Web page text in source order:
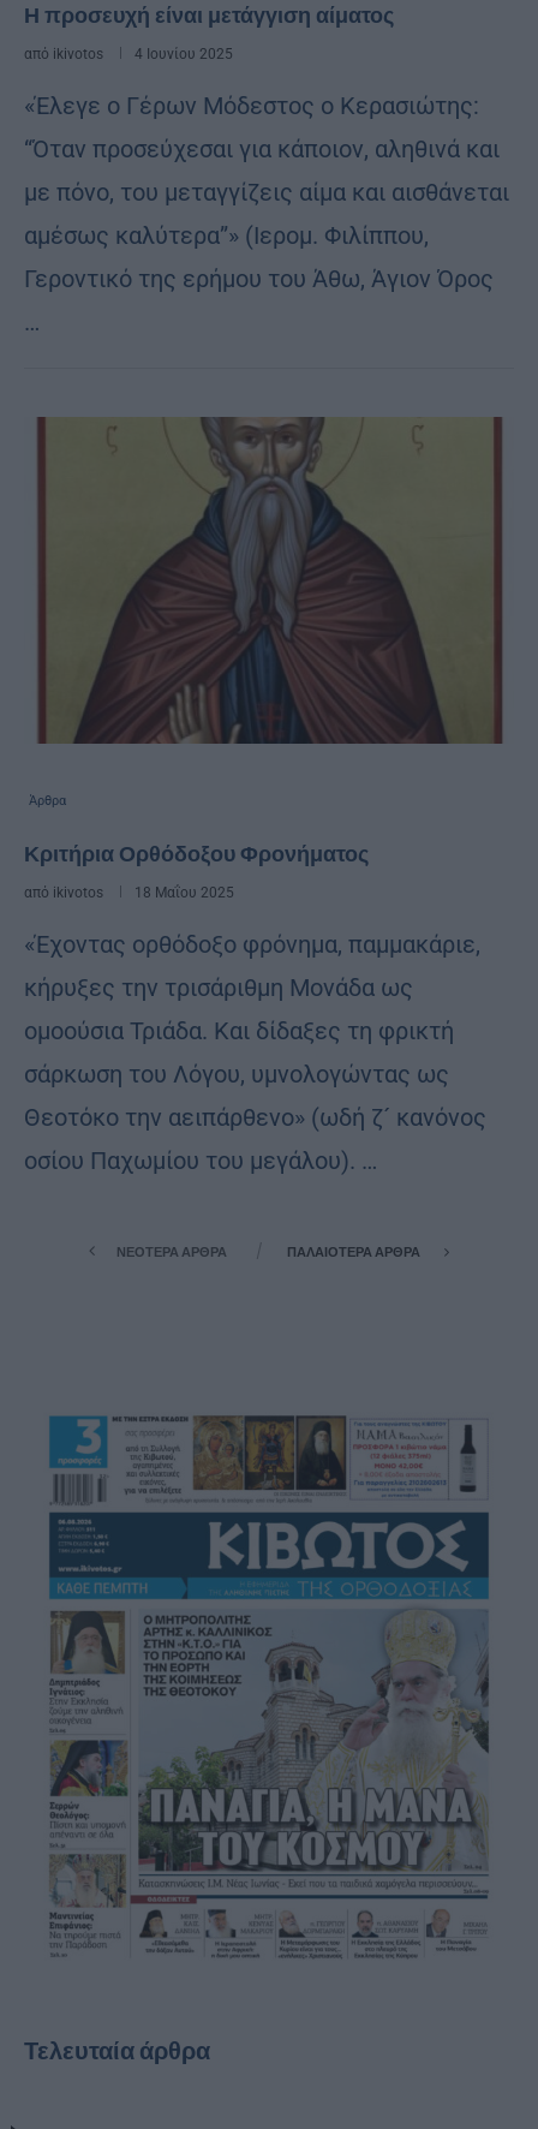
Η προσευχή είναι μετάγγιση αίματος
από ikivotos 4 Ιουνίου 2025
«Έλεγε ο Γέρων Μόδεστος ο Κερασιώτης:
“Όταν προσεύχεσαι για κάποιον, αληθινά και
με πόνο, του μεταγγίζεις αίμα και αισθάνεται
αμέσως καλύτερα”» (Ιερομ. Φιλίππου,
Γεροντικό της ερήμου του Άθω, Άγιον Όρος
…
Άρθρα
Κριτήρια Ορθόδοξου Φρονήματος
από ikivotos 18 Μαΐου 2025
«Έχοντας ορθόδοξο φρόνημα, παμμακάριε,
κήρυξες την τρισάριθμη Μονάδα ως
ομοούσια Τριάδα. Και δίδαξες τη φρικτή
σάρκωση του Λόγου, υμνολογώντας ως
Θεοτόκο την αειπάρθενο» (ωδή ζ´ κανόνος
οσίου Παχωμίου του μεγάλου). …
ΝΕΌΤΕΡΑ ΆΡΘΡΑ ΠΑΛΑΙΌΤΕΡΑ ΆΡΘΡΑ
Τελευταία άρθρα